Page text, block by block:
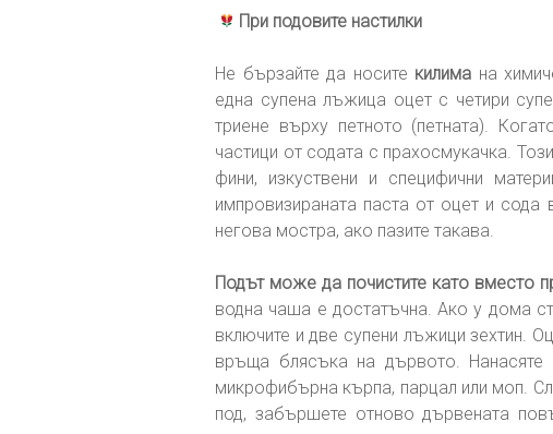
При подовите настилки
Не бързайте да носите килима на
една супена лъжица оцет с четири
триене върху петното (петната).
частици от содата с прахосмукачка.
фини, изкуствени и специфични
импровизираната паста от оцет и
негова мостра, ако пазите такава.
Подът може да почистите като вместо
водна чаша е достатъчна. Ако у дома
включите и две супени лъжици зехтин.
връща блясъка на дървото. Нанасяте
микрофибърна кърпа, парцал или моп.
под, забършете отново дървената